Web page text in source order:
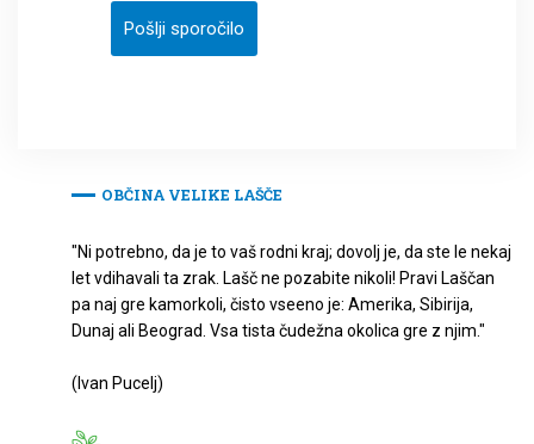
Pošlji sporočilo
OBČINA VELIKE LAŠČE
"Ni potrebno, da je to vaš rodni kraj; dovolj je, da ste le nekaj
let vdihavali ta zrak. Lašč ne pozabite nikoli! Pravi Laščan
pa naj gre kamorkoli, čisto vseeno je: Amerika, Sibirija,
Dunaj ali Beograd. Vsa tista čudežna okolica gre z njim."
(Ivan Pucelj)